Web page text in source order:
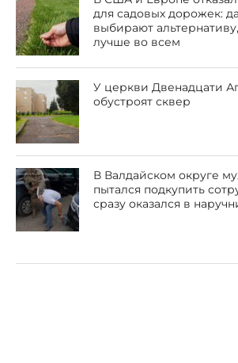
для садовых дорожек:
выбирают
лучше во всем
У церкви Двенадцати
обустроят сквер
В Валдайском округе
пытался подкупить
сразу оказался в